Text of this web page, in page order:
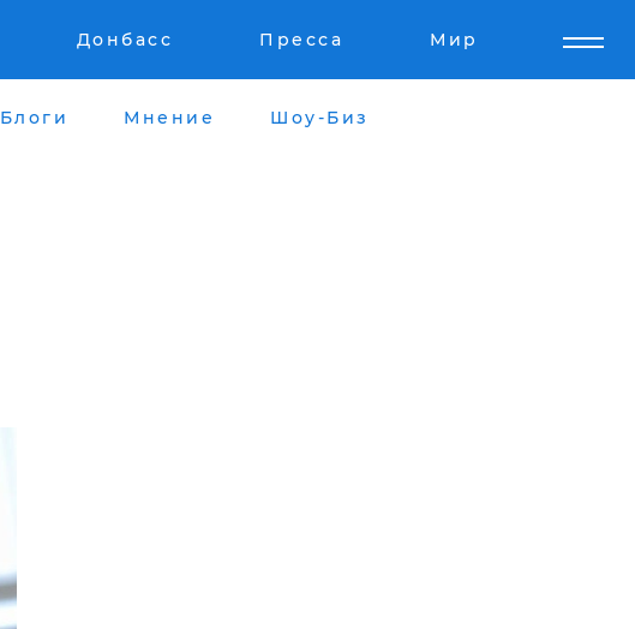
Донбасс Пресса Мир
Блоги Мнение Шоу-Биз